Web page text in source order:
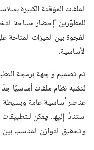
الملفات المؤقتة الكبيرة
للمطوّرين "إحضار مساحة
الفجوة بين الميزات المتاحة
الأساسية.
لتشبه نظام ملفات أساسيًا
عناصر أساسية عامة وبسيطة
استنادًا إليها. يمكن
وتحقيق التوازن المناسب بين